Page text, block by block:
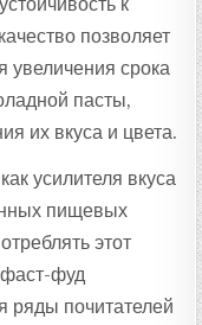
позволяет
увеличения срока
пасты,
их вкуса и цвета.
усилителя вкуса
пищевых
этот
фуд
ряды почитателей